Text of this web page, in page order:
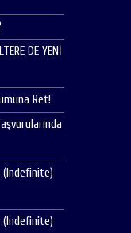
DE YENİ
Ret!
(Indefinite)
(Indefinite)